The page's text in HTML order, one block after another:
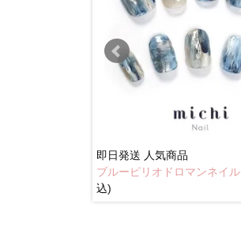
即日発送 人気商品
ブルーピリオドロマンネイル
込)